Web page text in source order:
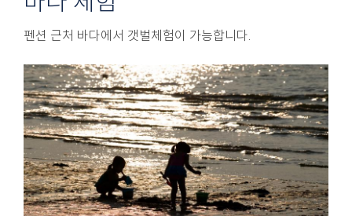
펜션 근처 바다에서 갯벌체험이 가능합니다.